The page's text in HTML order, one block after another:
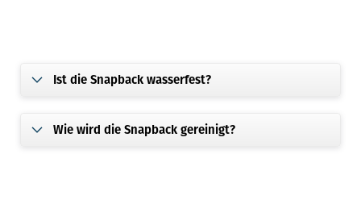
Ist die Snapback wasserfest?
Wie wird die Snapback gereinigt?